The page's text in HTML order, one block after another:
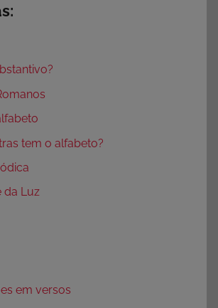
tem o alfabeto?
da Luz
em versos